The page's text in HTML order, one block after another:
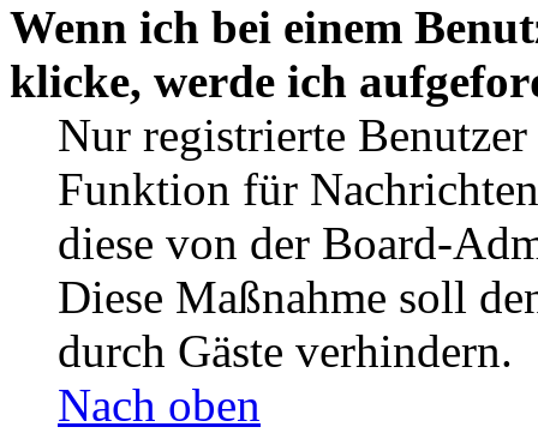
Wenn ich bei einem
klicke, werde ich
Nur registrierte
Funktion für
diese von der Board-
Diese Maßnahme soll
durch Gäste verhindern.
Nach oben